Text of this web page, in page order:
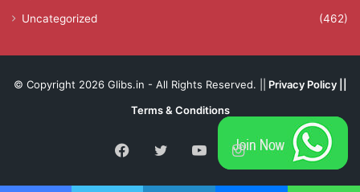
Uncategorized
(462)
© Copyright 2026 Glibs.in - All Rights Reserved. || Privacy Policy||
Terms & Conditions
Facebook
TwitterYouTubeInstagram